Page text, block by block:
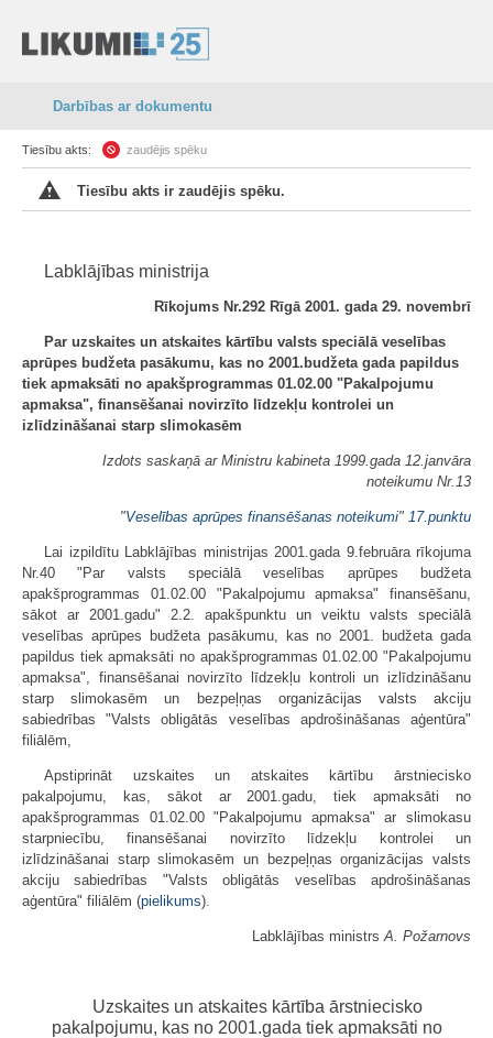
Darbības ar dokumentu
Tiesību akts: zaudējis spēku
Tiesību akts ir zaudējis spēku.
Labklājības ministrija
Rīkojums Nr.292 Rīgā 2001. gada 29. novembrī
Par uzskaites un atskaites kārtību valsts speciālā veselības
aprūpes budžeta pasākumu, kas no 2001.budžeta gada papildus
tiek apmaksāti no apakšprogrammas 01.02.00 "Pakalpojumu
apmaksa", finansēšanai novirzīto līdzekļu kontrolei un
izlīdzināšanai starp slimokasēm
Izdots saskaņā ar Ministru kabineta 1999.gada 12.janvāra
noteikumu Nr.13
"Veselības aprūpes finansēšanas noteikumi" 17.punktu
Lai izpildītu Labklājības ministrijas 2001.gada 9.februāra rīkojuma
Nr.40 "Par valsts speciālā veselības aprūpes budžeta
apakšprogrammas 01.02.00 "Pakalpojumu apmaksa" finansēšanu,
sākot ar 2001.gadu" 2.2. apakšpunktu un veiktu valsts speciālā
veselības aprūpes budžeta pasākumu, kas no 2001. budžeta gada
papildus tiek apmaksāti no apakšprogrammas 01.02.00 "Pakalpojumu
apmaksa", finansēšanai novirzīto līdzekļu kontroli un izlīdzināšanu
starp slimokasēm un bezpeļņas organizācijas valsts akciju
sabiedrības "Valsts obligātās veselības apdrošināšanas aģentūra"
filiālēm,
Apstiprināt uzskaites un atskaites kārtību ārstniecisko
pakalpojumu, kas, sākot ar 2001.gadu, tiek apmaksāti no
apakšprogrammas 01.02.00 "Pakalpojumu apmaksa" ar slimokasu
starpniecību, finansēšanai novirzīto līdzekļu kontrolei un
izlīdzināšanai starp slimokasēm un bezpeļņas organizācijas valsts
akciju sabiedrības "Valsts obligātās veselības apdrošināšanas
aģentūra" filiālēm (pielikums).
Labklājības ministrsA. Požarnovs
Uzskaites un atskaites kārtība ārstniecisko
pakalpojumu, kas no 2001.gada tiek apmaksāti no